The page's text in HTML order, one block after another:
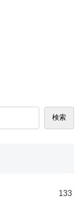
検索
133